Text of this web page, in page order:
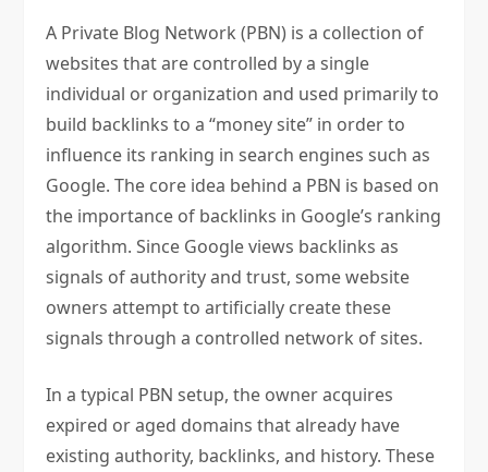
v
i
g
a
s
i
p
o
s
A Private Blog Network (PBN) is a collection of
websites that are controlled by a single
individual or organization and used primarily to
build backlinks to a “money site” in order to
influence its ranking in search engines such as
Google. The core idea behind a PBN is based on
the importance of backlinks in Google’s ranking
algorithm. Since Google views backlinks as
signals of authority and trust, some website
owners attempt to artificially create these
signals through a controlled network of sites.
In a typical PBN setup, the owner acquires
expired or aged domains that already have
existing authority, backlinks, and history. These